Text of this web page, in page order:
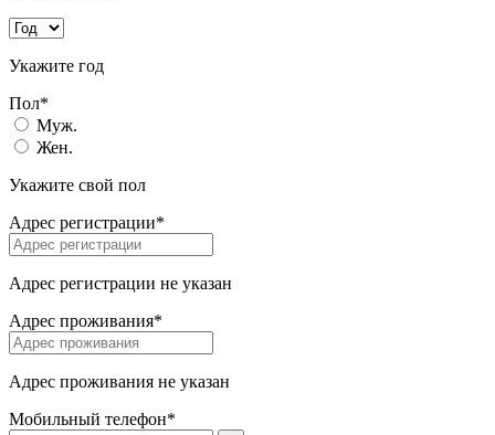
Укажите год
Пол*
Муж.
Жен.
Укажите свой пол
Адрес регистрации*
Адрес регистрации не указан
Адрес проживания*
Адрес проживания не указан
Мобильный телефон*